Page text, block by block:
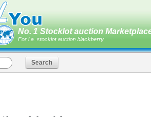
No. 1 Stocklot auction
For i.a. stocklot auction blackberry